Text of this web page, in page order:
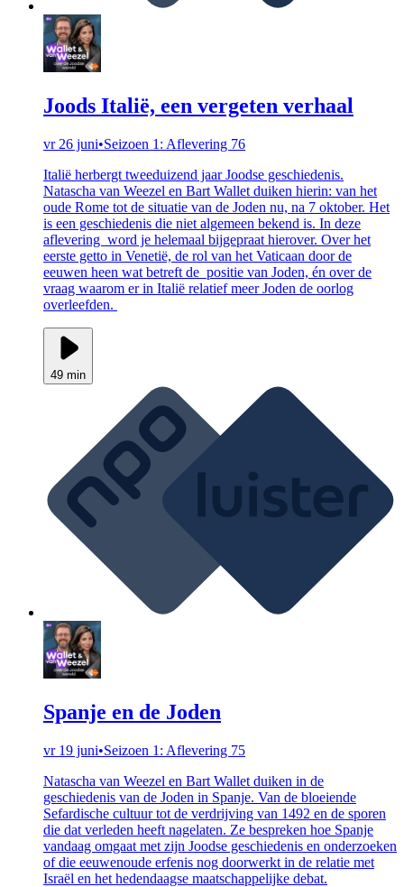
Joods Italië, een vergeten verhaal
vr 26 juni•Seizoen 1: Aflevering 76
Italië herbergt tweeduizend jaar Joodse geschiedenis.
Natascha van Weezel en Bart Wallet duiken hierin: van het
oude Rome tot de situatie van de Joden nu, na 7 oktober. Het
is een geschiedenis die niet algemeen bekend is. In deze
aflevering word je helemaal bijgepraat hierover. Over het
eerste getto in Venetië, de rol van het Vaticaan door de
eeuwen heen wat betreft de positie van Joden, én over de
vraag waarom er in Italië relatief meer Joden de oorlog
overleefden.
49 min
Spanje en de Joden
vr 19 juni•Seizoen 1: Aflevering 75
Natascha van Weezel en Bart Wallet duiken in de
geschiedenis van de Joden in Spanje. Van de bloeiende
Sefardische cultuur tot de verdrijving van 1492 en de sporen
die dat verleden heeft nagelaten. Ze bespreken hoe Spanje
vandaag omgaat met zijn Joodse geschiedenis en onderzoeken
of die eeuwenoude erfenis nog doorwerkt in de relatie met
Israël en het hedendaagse maatschappelijke debat.